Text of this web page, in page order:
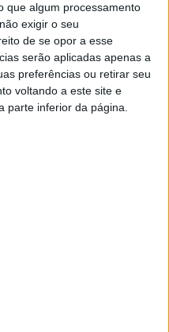
que algum processamento
exigir o seu
de se opor a esse
serão aplicadas apenas a
preferências ou retirar seu
voltando a este site e
parte inferior da página.
de trabalho é
se alimentam do
ocupam postos de
salário ou por
os abusos, as
a que estão
à procura de